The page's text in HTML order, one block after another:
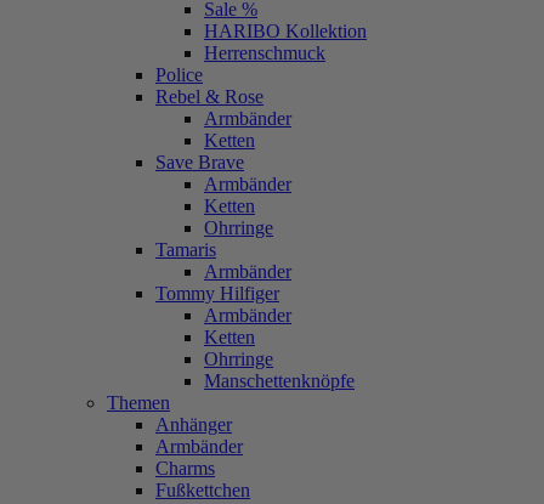
Sale %
HARIBO Kollektion
Herrenschmuck
Police
Rebel & Rose
Armbänder
Ketten
Save Brave
Armbänder
Ketten
Ohrringe
Tamaris
Armbänder
Tommy Hilfiger
Armbänder
Ketten
Ohrringe
Manschettenknöpfe
Themen
Anhänger
Armbänder
Charms
Fußkettchen